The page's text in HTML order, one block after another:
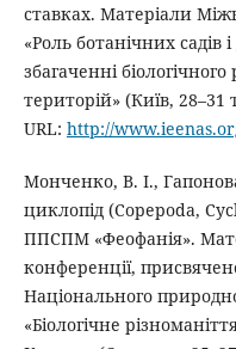
ставках. Матеріали
«Роль ботанічних садів
збагаченні
територій» (Київ, 28–31
URL: http://
Монченко, В. І.,
циклопід (Copepoda,
ППСПМ «Феофанія».
конференції,
Національного
«Біологічне